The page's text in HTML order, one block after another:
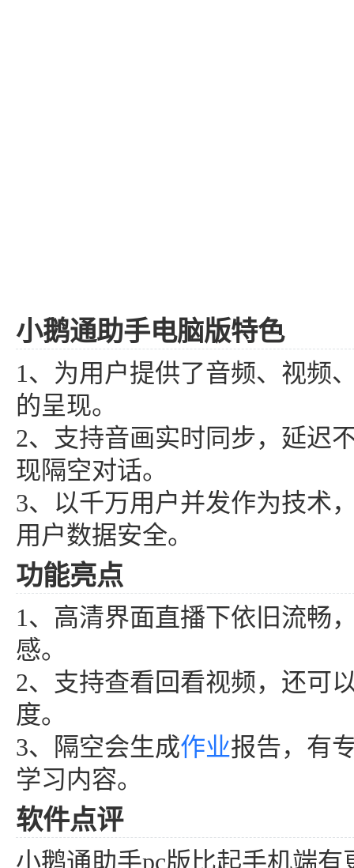
小鹅通助手电脑版特色
1、为用户提供了音频、视频
的呈现。
2、支持音画实时同步，延迟
现隔空对话。
3、以千万用户并发作为技术
用户数据安全。
功能亮点
1、高清界面直播下依旧流畅
感。
2、支持查看回看视频，还可
度。
3、隔空会生成作业报告，有
学习内容。
软件点评
小鹅通助手pc版比起手机端